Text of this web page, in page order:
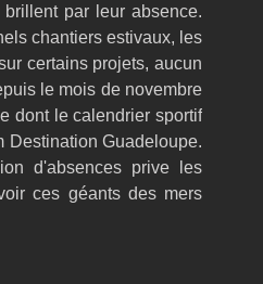
par leur absence.
chantiers estivaux, les
certains projets, aucun
le mois de novembre
dont le calendrier sportif
Destination Guadeloupe.
d'absences prive les
ces géants des mers